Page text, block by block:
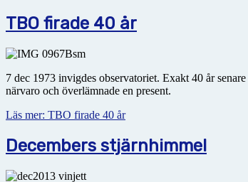
TBO firade 40 år
7 dec 1973 invigdes observatoriet. Exakt 40 år
närvaro och överlämnade en present.
Läs mer: TBO firade 40 år
Decembers stjärnhimmel